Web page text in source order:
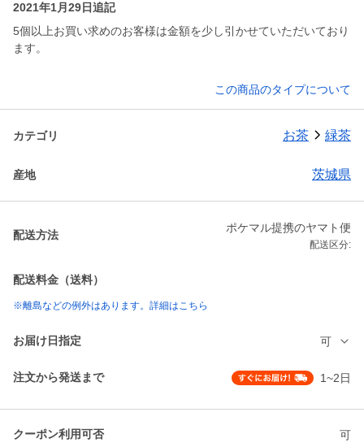
2021年1月29日追記
5個以上お買い求めのお客様は金額を少し引かせていただいており
ます。
この商品のタイプについて
カテゴリ お茶 緑茶
産地 茨城県
配送方法
ポケマル提携のヤマト便
配送区分:
配送料金（送料）
※離島などの例外はあります。詳細はこちら
お届け日指定 可
注文から発送まで 1~2日
クーポン利用可否 可